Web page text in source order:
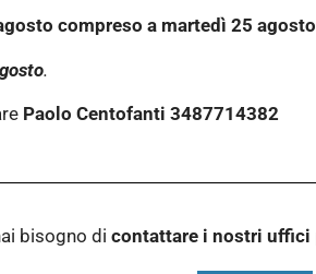
compreso a martedì 25
.
Paolo Centofanti 3487714382
bisogno di contattare i nostri uffici